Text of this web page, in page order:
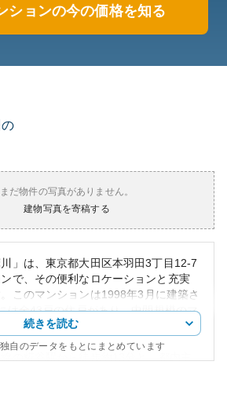
ションの今の価格を知る
まだ物件の写真がありません。
建物写真を寄稿する
川」は、東京都大田区本羽田3丁目12-7
で、その便利なロケーションと充実
このマンションは1998年3月に建築さ
は全43戸の住戸があり、中間規模のマ
住まいの選択肢となっています。
が広がり、自然と住環境が調和して
続きを読む
自のデータをもとにまとめています